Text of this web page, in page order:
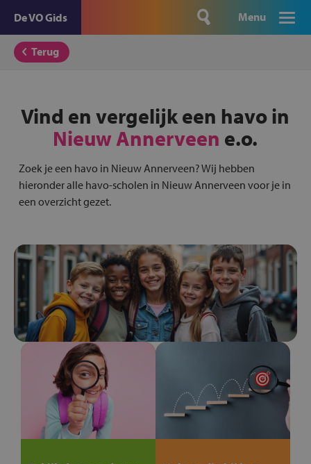
De VO Gids Menu
Terug
Vind en vergelijk een havo in
Nieuw Annerveen e.o.
Zoek je een havo in Nieuw Annerveen? Wij hebben
hieronder alle havo-scholen in Nieuw Annerveen voor je in
een overzicht gezet.